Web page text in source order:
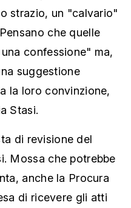
strazio, un "calvario"
che quelle
confessione" ma,
suggestione
la loro convinzione,
Stasi.
di revisione del
Mossa che potrebbe
anche la Procura
di ricevere gli atti